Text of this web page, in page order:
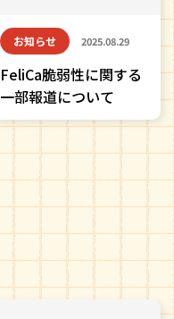
お知らせ 2025.08.29
FeliCa脆弱性に関する
一部報道について